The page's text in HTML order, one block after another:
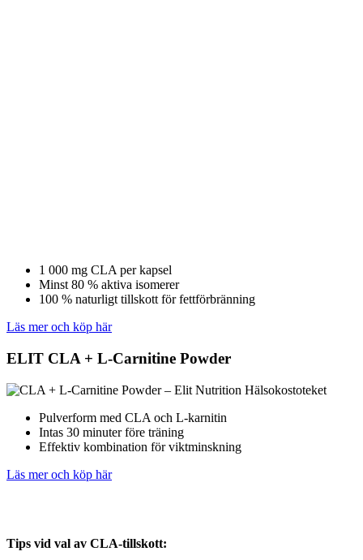
1 000 mg CLA per kapsel
Minst 80 % aktiva isomerer
100 % naturligt tillskott för fettförbränning
Läs mer och köp här
ELIT CLA + L-Carnitine Powder
Pulverform med CLA och L-karnitin
Intas 30 minuter före träning
Effektiv kombination för viktminskning
Läs mer och köp här
Tips vid val av CLA-tillskott: